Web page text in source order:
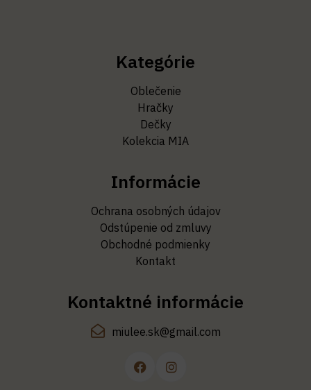
Kategórie
Oblečenie
Hračky
Dečky
Kolekcia MIA
Informácie
Ochrana osobných údajov
Odstúpenie od zmluvy
Obchodné podmienky
Kontakt
Kontaktné informácie
miulee.sk@gmail.com